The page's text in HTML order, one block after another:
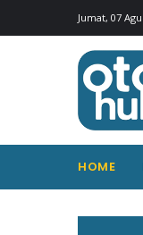
Jumat, 07
HOME
Portal berita otomotif